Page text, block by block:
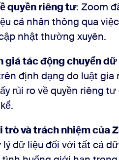
quyền riêng tư: Zoom
cá nhân thông qua
nhật thường xuyên.
giá tác động chuyển dữ
định dạng do luật
rủi ro về quyền riêng
trò và trách nhiệm của
dữ liệu đối với tất cả